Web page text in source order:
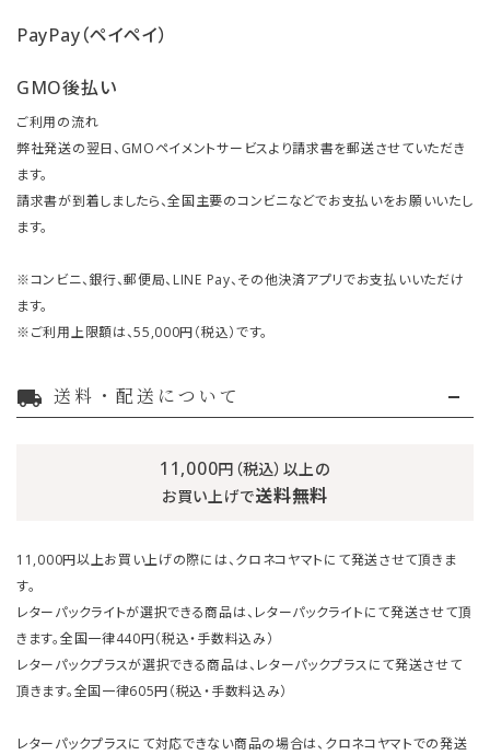
PayPay（ペイペイ）
GMO後払い
ご利用の流れ
弊社発送の翌日、GMOペイメントサービスより請求書を郵送させていただき
ます。
請求書が到着しましたら、全国主要のコンビニなどでお支払いをお願いいたし
ます。
※コンビニ、銀行、郵便局、LINE Pay、その他決済アプリでお支払いいただけ
ます。
※ご利用上限額は、55,000円（税込）です。
local_shipping 送料・配送について
11,000円（税込）以上の
お買い上げで送料無料
11,000円以上お買い上げの際には、クロネコヤマトにて発送させて頂きま
す。
レターパックライトが選択できる商品は、レターパックライトにて発送させて頂
きます。全国一律440円（税込・手数料込み）
レターパックプラスが選択できる商品は、レターパックプラスにて発送させて
頂きます。全国一律605円（税込・手数料込み）
レターパックプラスにて対応できない商品の場合は、クロネコヤマトでの発送